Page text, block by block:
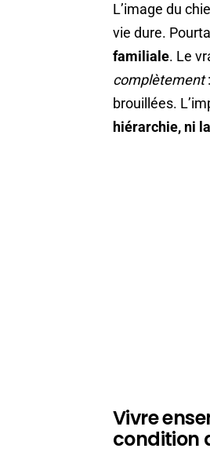
L’image du
vie dure.
familiale. Le
complètement
brouillées.
hiérarchie, ni
Vivre
condition